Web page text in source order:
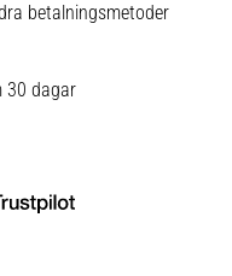
betalningsmetoder
30 dagar